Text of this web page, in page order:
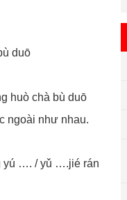
duō
huò chà bù duō
ngoài như nhau.
yú …. / yǔ ….jié rán